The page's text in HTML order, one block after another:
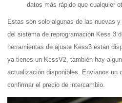
datos más rápido que cualquier
Estas son solo algunas de las nuevas
del sistema de reprogramación Kess 3
herramientas de ajuste Kess3 están
ya tienes un KessV2, también hay
actualización disponibles. Envíanos un
confirmar el precio de intercambio.